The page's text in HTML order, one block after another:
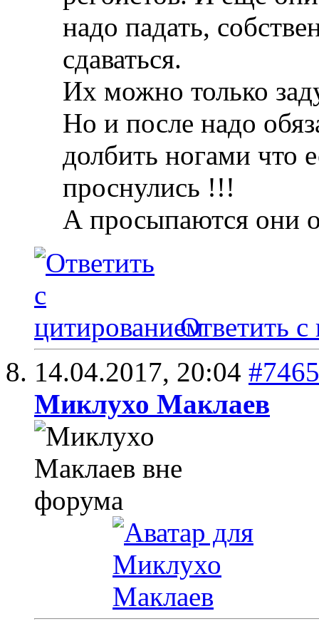
надо падать,
сдаваться.
Их можно только
Но и после надо
долбить ногами что
проснулись !!!
А просыпаются они
Ответить с
14.04.2017, 20:04 #7465
Миклухо Маклаев